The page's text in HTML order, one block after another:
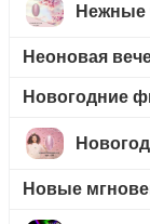
Нежные
Неоновая
Новогодние
Новые